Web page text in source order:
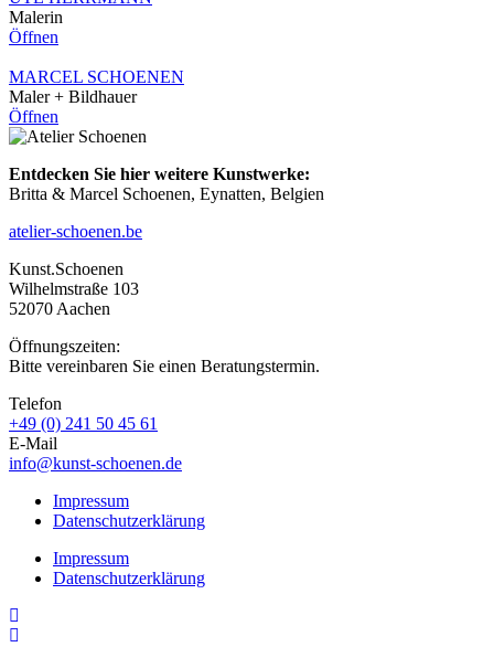
Malerin
Öffnen
MARCEL SCHOENEN
Maler + Bildhauer
Öffnen
Entdecken Sie hier weitere Kunstwerke:
Britta & Marcel Schoenen, Eynatten, Belgien
atelier-schoenen.be
Kunst.Schoenen
Wilhelmstraße 103
52070 Aachen
Öffnungszeiten:
Bitte vereinbaren Sie einen Beratungstermin.
Telefon
+49 (0) 241 50 45 61
E-Mail
info@kunst-schoenen.de
Impressum
Datenschutzerklärung
Impressum
Datenschutzerklärung